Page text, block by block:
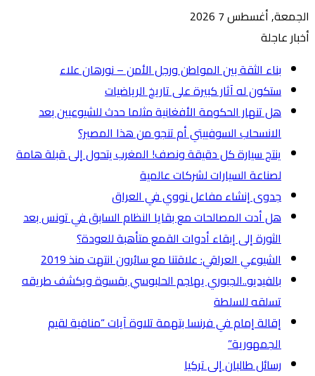
الجمعة, أغسطس 7 2026
أخبار عاجلة
بناء الثقة بين المواطن ورجل الأمن – نورهان علاء
ستكون له آثار كبيرة على تاريخ الرياضيات
هل تنهار الحكومة الأفغانية مثلما حدث للشيوعيين بعد
الانسحاب السوفييتي أم تنجو من هذا المصير؟
ينتج سيارة كل دقيقة ونصف! المغرب يتحول إلى قبلة هامة
لصناعة السيارات لشركات عالمية
جدوى إنشاء مفاعل نووي في العراق
هل أدت المصالحات مع بقايا النظام السابق في تونس بعد
الثورة إلى إبقاء أدوات القمع متأهبة للعودة؟
الشيوعي العراقي: علاقتنا مع سائرون انتهت منذ 2019
بالفيديو..الجبوري يهاجم الحلبوسي بقسوة ويكشف طريقه
تسلقه للسلطة
إقالة إمام في فرنسا بتهمة تلاوة آيات “منافية لقيم
الجمهورية”
رسائل طالبان إلى تركيا